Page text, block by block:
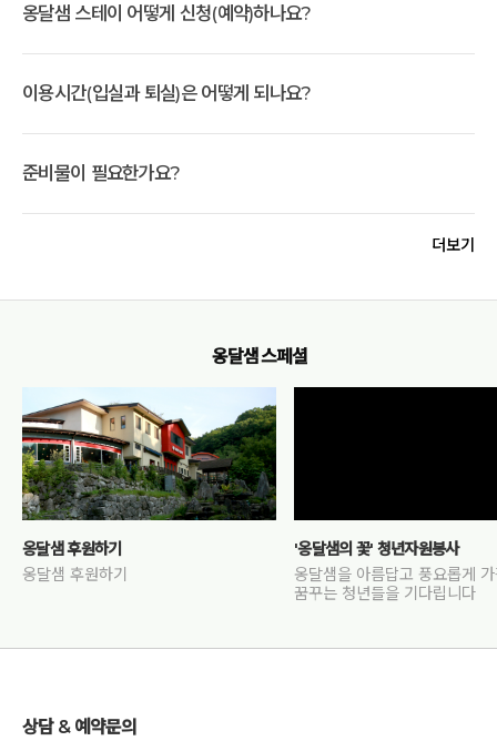
또 돌아와 맞는 아침이 세상 속 편한 이유였던 것 같습니다. .????
모든 것들에 감사드리며, 저와 아내 또한 계속 후원과 참여를
* 고도원 선배님으로 호칭이 무례가 아니었기를... (인생 선배님이자 학교
있는 시간을 보내고 싶다.
깊은산속 옹달샘은 저에겐 이런 곳입니다.
생각합니다.
옹달샘 스테이 어떻게 신청(예약)하나요?
이용시간(입실과 퇴실)은 어떻게 되나요?
준비물이 필요한가요?
더보기
옹달샘 스페셜
옹달샘 후원하기
옹달샘 후원하기
'옹달샘의 꽃' 청년자원봉사
옹달샘을 아름답고 풍요롭게
꿈꾸는 청년들을 기다립니다
상담 & 예약문의